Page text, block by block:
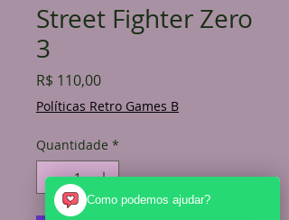
Street Fighter Zero
3
R$ 110,00Preço
Políticas Retro Games B
Quantidade *
Como podemos ajudar?